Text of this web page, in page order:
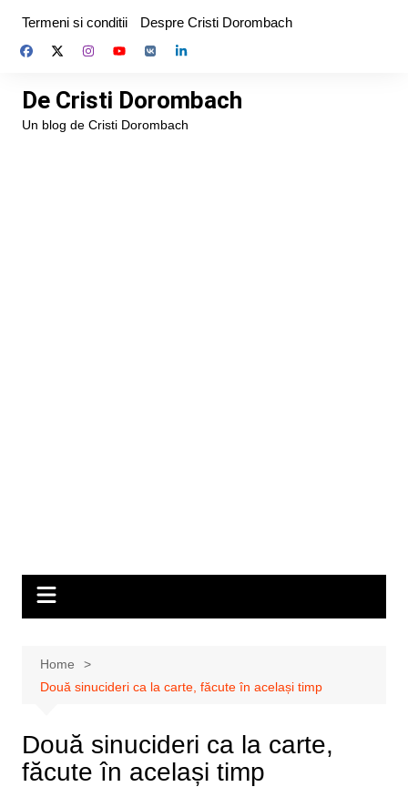
content
Termeni si conditii Despre Cristi Dorombach
De Cristi Dorombach
Un blog de Cristi Dorombach
Home
Două sinucideri ca la carte, făcute în același timp
Două sinucideri ca la carte,
făcute în același timp